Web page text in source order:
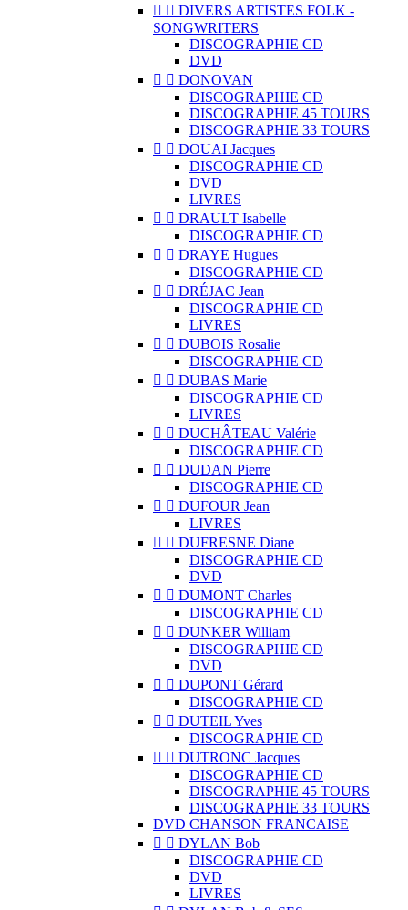
  DIVERS ARTISTES FOLK -
SONGWRITERS
DISCOGRAPHIE CD
DVD
  DONOVAN
DISCOGRAPHIE CD
DISCOGRAPHIE 45 TOURS
DISCOGRAPHIE 33 TOURS
  DOUAI Jacques
DISCOGRAPHIE CD
DVD
LIVRES
  DRAULT Isabelle
DISCOGRAPHIE CD
  DRAYE Hugues
DISCOGRAPHIE CD
  DRÉJAC Jean
DISCOGRAPHIE CD
LIVRES
  DUBOIS Rosalie
DISCOGRAPHIE CD
  DUBAS Marie
DISCOGRAPHIE CD
LIVRES
  DUCHÂTEAU Valérie
DISCOGRAPHIE CD
  DUDAN Pierre
DISCOGRAPHIE CD
  DUFOUR Jean
LIVRES
  DUFRESNE Diane
DISCOGRAPHIE CD
DVD
  DUMONT Charles
DISCOGRAPHIE CD
  DUNKER William
DISCOGRAPHIE CD
DVD
  DUPONT Gérard
DISCOGRAPHIE CD
  DUTEIL Yves
DISCOGRAPHIE CD
  DUTRONC Jacques
DISCOGRAPHIE CD
DISCOGRAPHIE 45 TOURS
DISCOGRAPHIE 33 TOURS
DVD CHANSON FRANCAISE
  DYLAN Bob
DISCOGRAPHIE CD
DVD
LIVRES